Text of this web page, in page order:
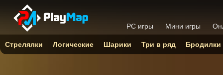
PC игры Мини игры
Стрелялки Логические Шарики Три в ряд Бродилки